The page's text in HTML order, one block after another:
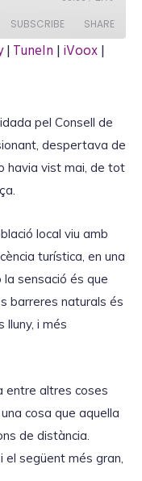
SUBSCRIBE SHARE
|TuneIn |iVoox|
pel Consell de
despertava de
havia vist mai, de tot
local viu amb
turística, en una
sensació és que
barreres naturals és
i més
entre altres coses
cosa que aquella
de distància.
el següent més gran,